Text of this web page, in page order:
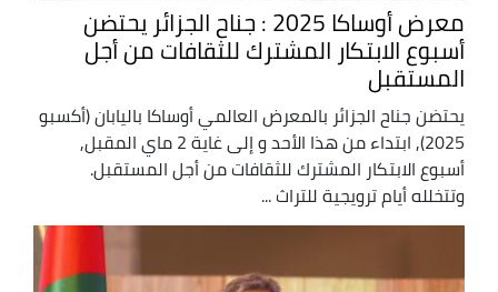
معرض أوساكا 2025 : جناح الجزائر يحتضن
أسبوع الابتكار المشترك للثقافات من أجل
المستقبل
يحتضن جناح الجزائر بالمعرض العالمي أوساكا باليابان (أكسبو
2025), ابتداء من هذا الأحد و إلى غاية 2 ماي المقبل,
أسبوع الابتكار المشترك للثقافات من أجل المستقبل.
وتتخلله أيام ترويجية للتراث ...